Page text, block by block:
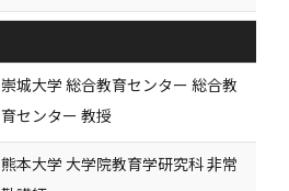
崇城大学 総合教育センター 総合教
育センター 教授
熊本大学 大学院教育学研究科 非常